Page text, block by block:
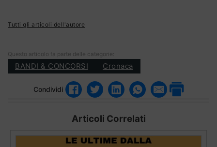
Tutti gli articoli dell'autore
Questo articolo fa parte delle categorie:
BANDI & CONCORSI Cronaca
Condividi
Articoli Correlati